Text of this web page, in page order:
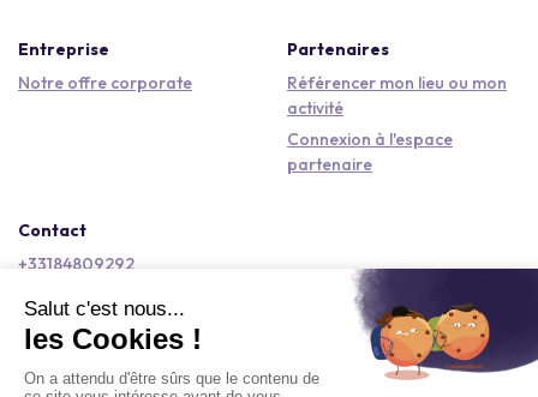
Entreprise
Notre offre corporate
Partenaires
Référencer mon lieu ou mon
activité
Connexion à l'espace
partenaire
Contact
+33184809292
Copyright © 2026 Kactus Tous droits réservés